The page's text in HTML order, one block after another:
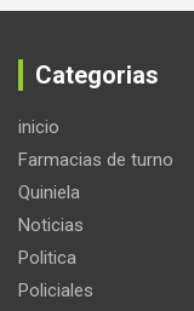
Categorias
inicio
Farmacias de turno
Quiniela
Noticias
Politica
Policiales